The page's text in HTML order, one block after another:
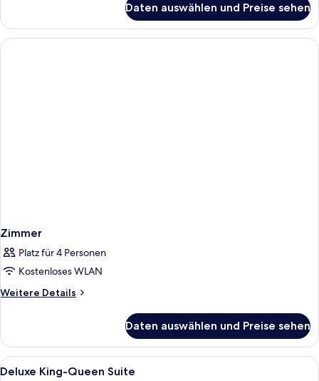
2
King-
Betten
Daten auswählen und Preise sehen
Zimmer
Platz für 4 Personen
Kostenloses WLAN
Weitere Details
Weitere
Daten auswählen und Preise sehen
Alle
Verdunkelungsvorhänge,
2
Deluxe King-Queen Suite